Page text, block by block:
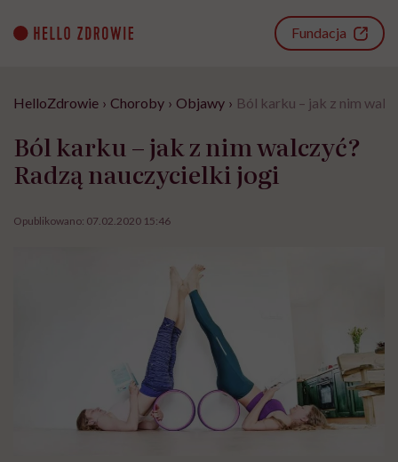
content
Fundacja
HelloZdrowie › Choroby › Objawy › Ból karku – jak z nim
Ból karku – jak z nim walczyć?
Radzą nauczycielki jogi
Opublikowano: 07.02.2020 15:46